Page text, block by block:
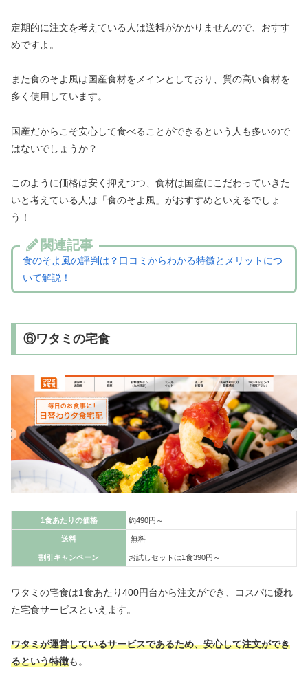
定期的に注文を考えている人は送料がかかりませんので、おすす
めですよ。
また食のそよ風は国産食材をメインとしており、質の高い食材を
多く使用しています。
国産だからこそ安心して食べることができるという人も多いので
はないでしょうか？
このように価格は安く抑えつつ、食材は国産にこだわっていきた
いと考えている人は「食のそよ風」がおすすめといえるでしょ
う！
関連記事
食のそよ風の評判は？口コミからわかる特徴とメリットにつ
いて解説！
⑥ワタミの宅食
1食あたりの価格 約490円～
送料 無料
割引キャンペーン お試しセットは1食390円～
ワタミの宅食は1食あたり400円台から注文ができ、コスパに優れ
た宅食サービスといえます。
ワタミが運営しているサービスであるため、安心して注文ができ
るという特徴も。